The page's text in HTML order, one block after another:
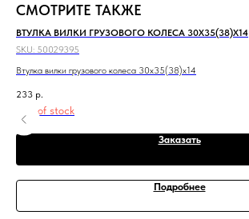
СМОТРИТЕ ТАКЖЕ
ВТУЛКА ВИЛКИ ГРУЗОВОГО КОЛЕСА 30Х35(38)Х14
SKU: 50029395
Втулка вилки грузового колеса 30х35(38)х14
233 р.
Out of stock
Заказать
Подробнее